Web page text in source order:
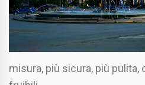
misura, più sicura, più pulita,